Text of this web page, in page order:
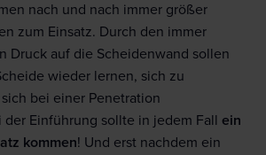
nach und nach immer größer
zum Einsatz. Durch den immer
Druck auf die Scheidenwand sollen
wieder lernen, sich zu
bei einer Penetration
der Einführung sollte in jedem Fall ein
kommen! Und erst nachdem ein